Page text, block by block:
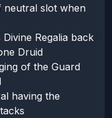
neutral slot when
Regalia back
Druid
of the Guard
having the